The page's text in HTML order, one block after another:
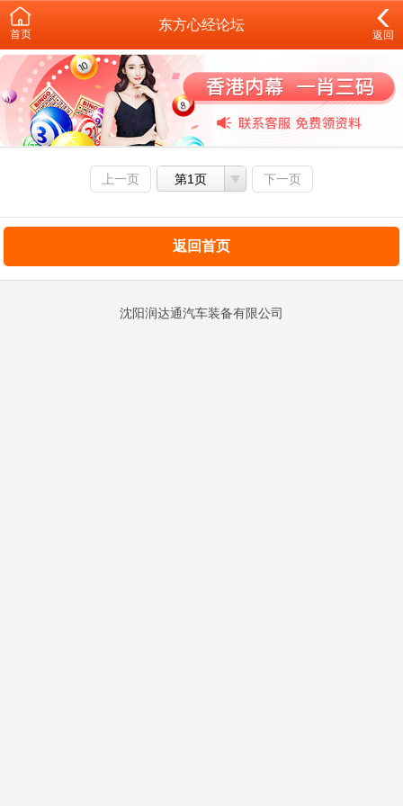
首页
东方心经论坛
返回
上一页 第1页 下一页
返回首页
沈阳润达通汽车装备有限公司